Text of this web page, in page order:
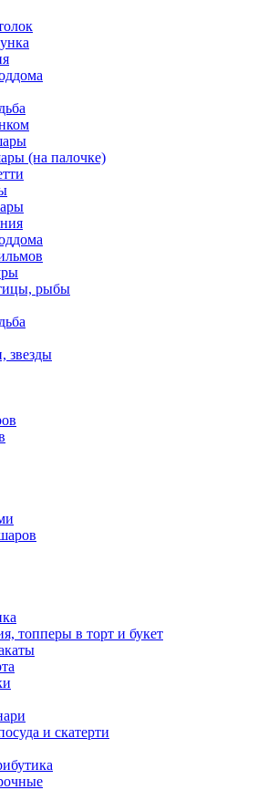
(на палочке)
рыбы
звезды
топперы в торт и букет
и скатерти